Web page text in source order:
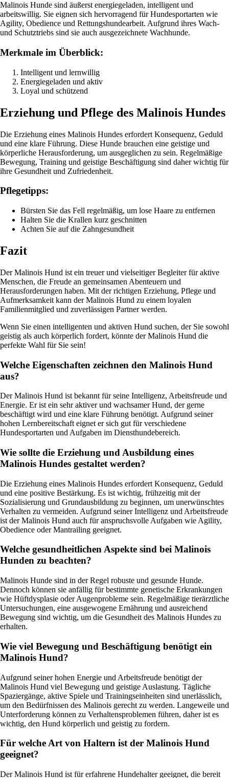
Malinois Hunde sind äußerst energiegeladen, intelligent und
arbeitswillig. Sie eignen sich hervorragend für Hundesportarten wie
Agility, Obedience und Rettungshundearbeit. Aufgrund ihres Wach-
und Schutztriebs sind sie auch ausgezeichnete Wachhunde.
Merkmale im Überblick:
Intelligent und lernwillig
Energiegeladen und aktiv
Loyal und schützend
Erziehung und Pflege des Malinois Hundes
Die Erziehung eines Malinois Hundes erfordert Konsequenz, Geduld
und eine klare Führung. Diese Hunde brauchen eine geistige und
körperliche Herausforderung, um ausgeglichen zu sein. Regelmäßige
Bewegung, Training und geistige Beschäftigung sind daher wichtig für
ihre Gesundheit und Zufriedenheit.
Pflegetipps:
Bürsten Sie das Fell regelmäßig, um lose Haare zu entfernen
Halten Sie die Krallen kurz geschnitten
Achten Sie auf die Zahngesundheit
Fazit
Der Malinois Hund ist ein treuer und vielseitiger Begleiter für aktive
Menschen, die Freude an gemeinsamen Abenteuern und
Herausforderungen haben. Mit der richtigen Erziehung, Pflege und
Aufmerksamkeit kann der Malinois Hund zu einem loyalen
Familienmitglied und zuverlässigen Partner werden.
Wenn Sie einen intelligenten und aktiven Hund suchen, der Sie sowohl
geistig als auch körperlich fordert, könnte der Malinois Hund die
perfekte Wahl für Sie sein!
Welche Eigenschaften zeichnen den Malinois Hund
aus?
Der Malinois Hund ist bekannt für seine Intelligenz, Arbeitsfreude und
Energie. Er ist ein sehr aktiver und wachsamer Hund, der gerne
beschäftigt wird und eine klare Führung benötigt. Aufgrund seiner
hohen Lernbereitschaft eignet er sich gut für verschiedene
Hundesportarten und Aufgaben im Diensthundebereich.
Wie sollte die Erziehung und Ausbildung eines
Malinois Hundes gestaltet werden?
Die Erziehung eines Malinois Hundes erfordert Konsequenz, Geduld
und eine positive Bestärkung. Es ist wichtig, frühzeitig mit der
Sozialisierung und Grundausbildung zu beginnen, um unerwünschtes
Verhalten zu vermeiden. Aufgrund seiner Intelligenz und Arbeitsfreude
ist der Malinois Hund auch für anspruchsvolle Aufgaben wie Agility,
Obedience oder Mantrailing geeignet.
Welche gesundheitlichen Aspekte sind bei Malinois
Hunden zu beachten?
Malinois Hunde sind in der Regel robuste und gesunde Hunde.
Dennoch können sie anfällig für bestimmte genetische Erkrankungen
wie Hüftdysplasie oder Augenprobleme sein. Regelmäßige tierärztliche
Untersuchungen, eine ausgewogene Ernährung und ausreichend
Bewegung sind wichtig, um die Gesundheit des Malinois Hundes zu
erhalten.
Wie viel Bewegung und Beschäftigung benötigt ein
Malinois Hund?
Aufgrund seiner hohen Energie und Arbeitsfreude benötigt der
Malinois Hund viel Bewegung und geistige Auslastung. Tägliche
Spaziergänge, aktive Spiele und Trainingseinheiten sind unerlässlich,
um den Bedürfnissen des Malinois gerecht zu werden. Langeweile und
Unterforderung können zu Verhaltensproblemen führen, daher ist es
wichtig, den Hund körperlich und geistig zu fordern.
Für welche Art von Haltern ist der Malinois Hund
geeignet?
Der Malinois Hund ist für erfahrene Hundehalter geeignet, die bereit